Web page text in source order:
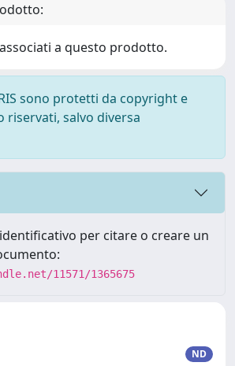
a questo prodotto.
sono protetti da copyright e
salvo diversa
per citare o creare un
11571/1365675
ND